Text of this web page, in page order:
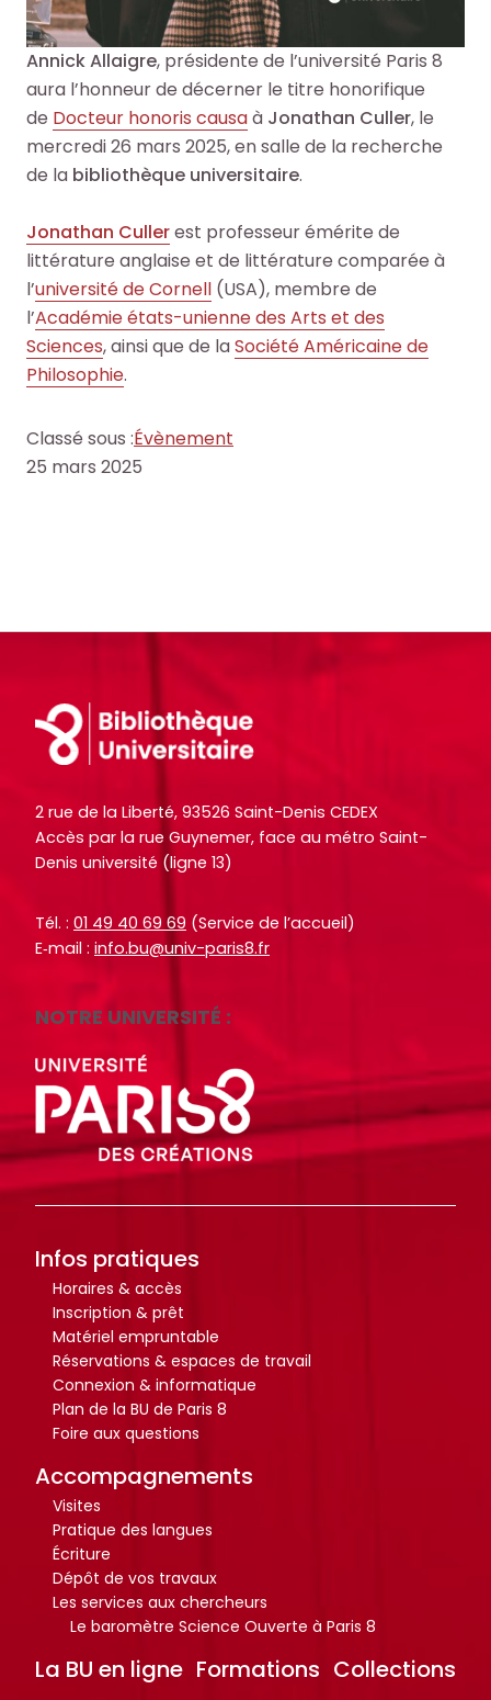
c
h
e
O
c
t
o
p
a
r
m
i
l
s
d
o
o
k
a
c
e
s
.
d
l
e
s
i
n
f
o
m
a
t
i
o
n
d
u
h
c
h
e
c
h
e
O
c
t
o
p
a
r
m
i
l
s
d
o
o
k
a
c
e
s
.
d
l
e
s
i
n
f
o
m
a
t
i
o
n
d
u
h
c
h
e
Annick Allaigre, présidente de l’université Paris 8
aura l’honneur de décerner le titre honorifique
de Docteur honoris causaà Jonathan Culler, le
mercredi 26 mars 2025, en salle de la recherche
de la bibliothèque universitaire.
Jonathan Cullerest professeur émérite de
littérature anglaise et de littérature comparée à
l’université de Cornell (USA), membre de
l’Académie états-unienne des Arts et des
Sciences, ainsi que de laSociété Américaine de
Philosophie.
Classé sous :Évènement
25 mars 2025
Footer
2 rue de la Liberté, 93526 Saint-Denis CEDEX
Accès par la rue Guynemer, face au métro Saint-
Denis université (ligne 13)
Tél. : 01 49 40 69 69 (Service de l’accueil)
E‑mail : info.bu@univ-paris8.fr
NOTRE UNIVERSITÉ :
Infos pratiques
Horaires & accès
Inscription & prêt
Matériel empruntable
Réservations & espaces de travail
Connexion & informatique
Plan de la BU de Paris 8
Foire aux questions
Accompagnements
Visites
Pratique des langues
Écriture
Dépôt de vos travaux
Les services aux chercheurs
Le baromètre Science Ouverte à Paris 8
La BU en ligne Formations Collections